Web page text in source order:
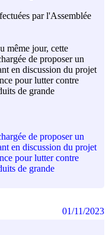
par l'Assemblée
même jour, cette
de proposer un
en discussion du projet
pour lutter contre
de grande
de proposer un
en discussion du projet
pour lutter contre
de grande
01/11/2023